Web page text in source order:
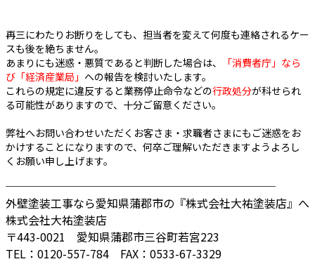
再三にわたりお断りをしても、担当者を変えて何度も連絡されるケー
スも後を絶ちません。
あまりにも迷惑・悪質であると判断した場合は、
「消費者庁」なら
び「経済産業局」 への報告を検討いたします。
これらの規定に違反すると業務停止命令などの行政処分が科せられ
る可能性がありますので、十分ご留意ください。
弊社へお問い合わせいただくお客さま・求職者さまにもご迷惑をお
かけすることになりますので、何卒ご理解いただきますようよろし
くお願い申し上げます。
────────────────────────
外壁塗装工事なら愛知県蒲郡市の『株式会社大祐塗装店』へ
株式会社大祐塗装店
〒443-0021 愛知県蒲郡市三谷町若宮223
TEL：0120-557-784 FAX：0533-67-3329